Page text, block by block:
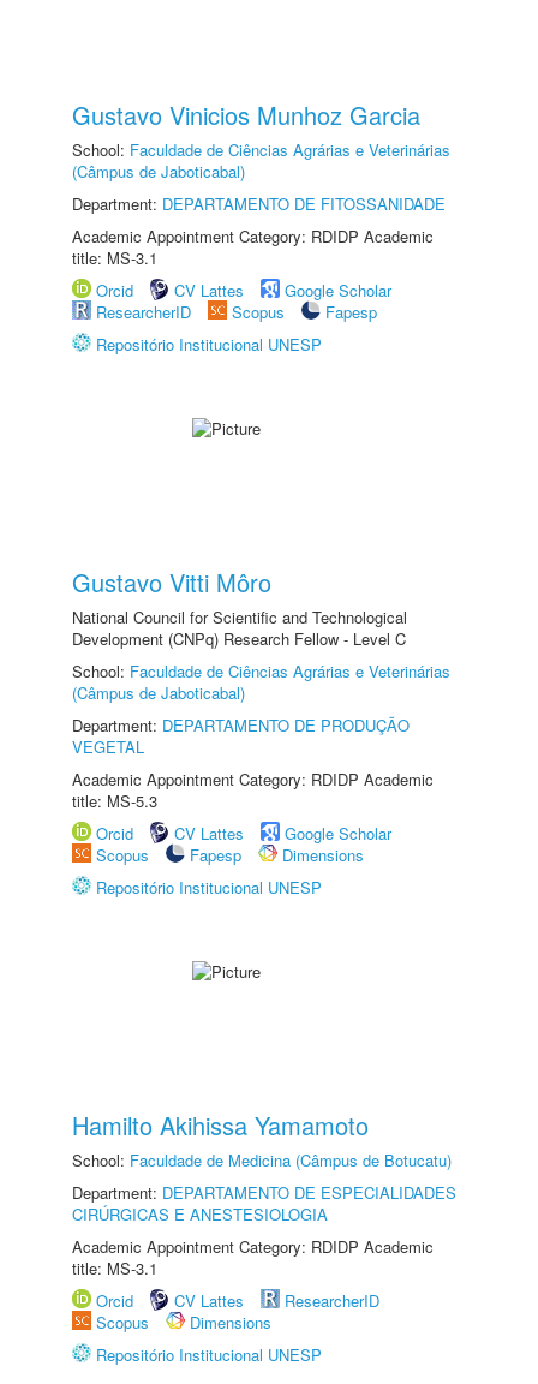
Gustavo Vinicios Munhoz Garcia
School: Faculdade de Ciências Agrárias e Veterinárias
(Câmpus de Jaboticabal)
Department: DEPARTAMENTO DE FITOSSANIDADE
Academic Appointment Category: RDIDP Academic
title: MS-3.1
Orcid
CV Lattes
Google Scholar
ResearcherID
Scopus
Fapesp
Repositório Institucional UNESP
Gustavo Vitti Môro
National Council for Scientific and Technological
Development (CNPq) Research Fellow - Level C
School: Faculdade de Ciências Agrárias e Veterinárias
(Câmpus de Jaboticabal)
Department: DEPARTAMENTO DE PRODUÇÃO
VEGETAL
Academic Appointment Category: RDIDP Academic
title: MS-5.3
Orcid
CV Lattes
Google Scholar
Scopus
Fapesp
Dimensions
Repositório Institucional UNESP
Hamilto Akihissa Yamamoto
School: Faculdade de Medicina (Câmpus de Botucatu)
Department: DEPARTAMENTO DE ESPECIALIDADES
CIRÚRGICAS E ANESTESIOLOGIA
Academic Appointment Category: RDIDP Academic
title: MS-3.1
Orcid
CV Lattes
ResearcherID
Scopus
Dimensions
Repositório Institucional UNESP